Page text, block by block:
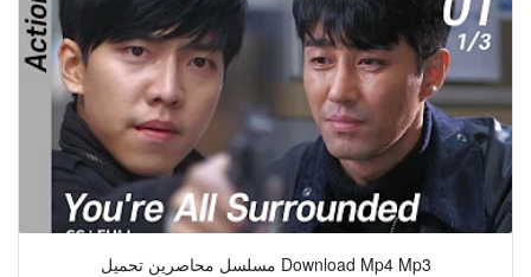
مسلسل محاصرين تحميل Download Mp4 Mp3